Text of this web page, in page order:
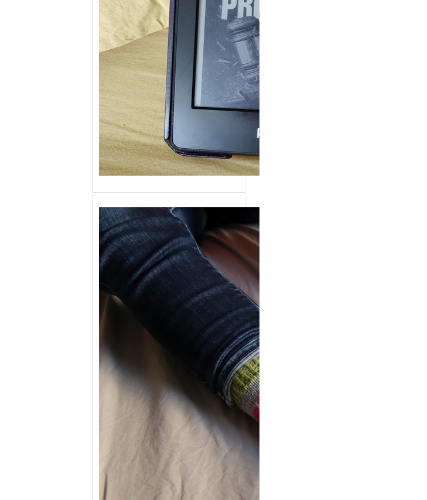
Sans grande surprise, j’ai
replongé dans la série
« Roy Grace »…
{Tricot} Flower
power socks
Ce patron a été
initialement créé pour
les membres de…